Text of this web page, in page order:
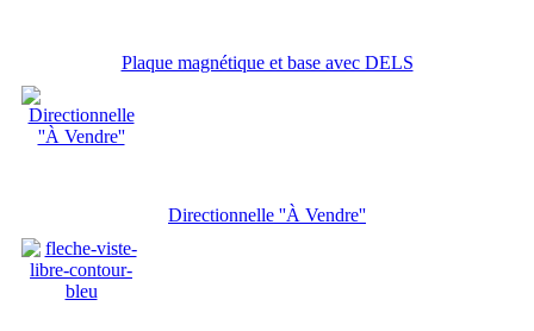
Plaque magnétique et base avec DELS
Directionnelle ''À Vendre''